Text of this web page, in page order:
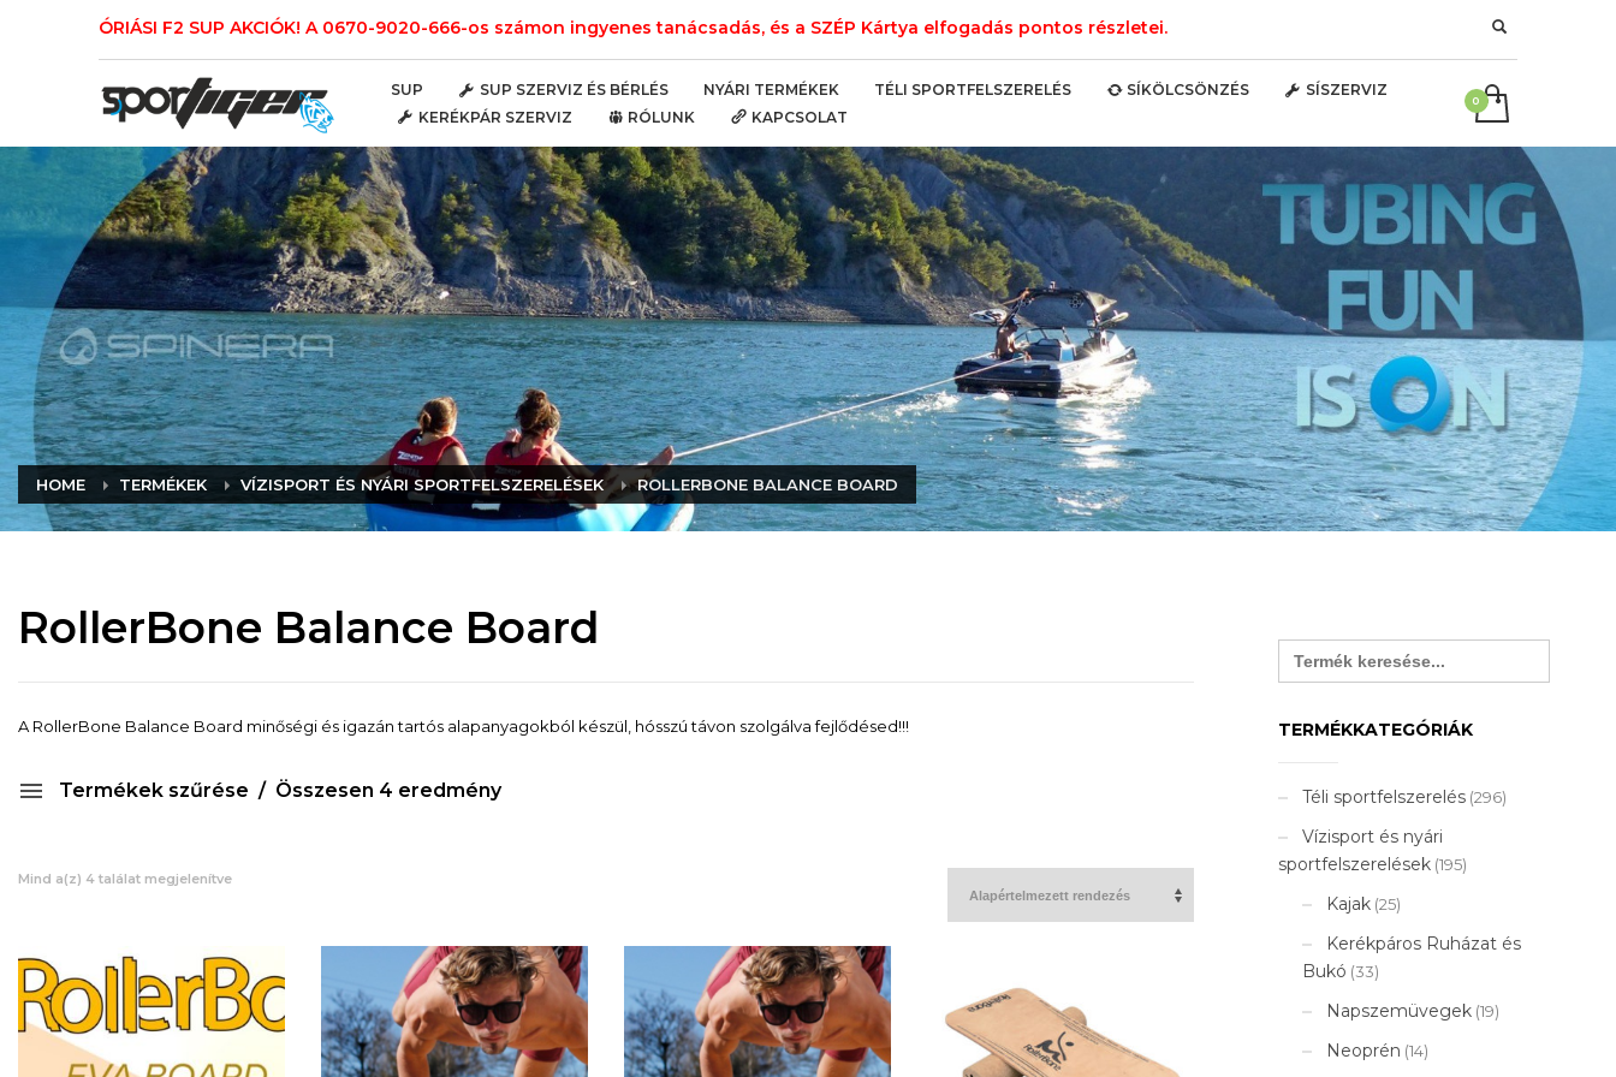
ÓRIÁSI F2 SUP AKCIÓK! A 0670-9020-666-os számon ingyenes tanácsadás, és a SZÉP Kártya elfogadás pontos részletei.
SUP SUP SZERVIZ ÉS BÉRLÉS NYÁRI TERMÉKEK TÉLI SPORTFELSZERELÉS SÍKÖLCSÖNZÉS
SÍSZERVIZ
KERÉKPÁR SZERVIZ
RÓLUNK KAPCSOLAT
HOME TERMÉKEK VÍZISPORT ÉS NYÁRI SPORTFELSZERELÉSEK ROLLERBONE BALANCE BOARD
RollerBone Balance Board
A RollerBone Balance Board minőségi és igazán tartós alapanyagokból készül, hósszú távon szolgálva fejlődésed!!!
Termékek szűrése Összesen 4 eredmény
Mind a(z) 4 találat megjelenítve
Search
for:
TERMÉKKATEGÓRIÁK
Téli sportfelszerelés (296)
Vízisport és nyári
sportfelszerelések (195)
Kajak (25)
Kerékpáros Ruházat és
Bukó (33)
Napszemüvegek (19)
Neoprén (14)